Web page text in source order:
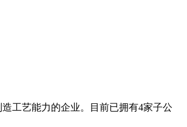
工艺能力的企业。目前已拥有4家子公